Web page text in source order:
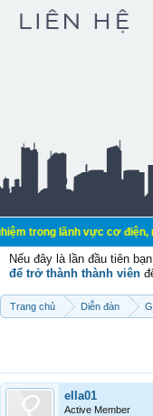
vực cơ điện, mua
Nếu đây là lần đầu tiên
để trở thành thành viên
Trang chủ Diễn đàn
ella01
Active Member